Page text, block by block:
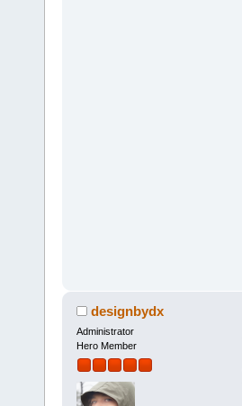
designbydx
Administrator
Hero Member